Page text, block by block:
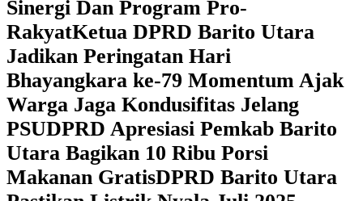
Sinergi Dan Program Pro-
RakyatKetua DPRD Barito Utara
Jadikan Peringatan Hari
Bhayangkara ke-79 Momentum Ajak
Warga Jaga Kondusifitas Jelang
PSUDPRD Apresiasi Pemkab Barito
Utara Bagikan 10 Ribu Porsi
Makanan GratisDPRD Barito Utara